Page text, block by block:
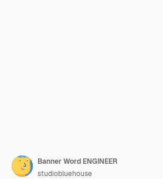
Banner Word ENGINEER
studiobluehouse